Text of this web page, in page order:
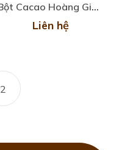
Bột Cacao Hoàng Gia 1KG
Liên hệ
2